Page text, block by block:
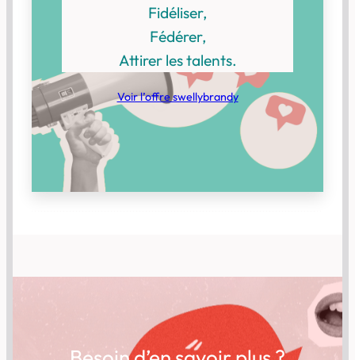
Fidéliser,
Fédérer,
Attirer les talents.
Voir l’offre swellybrandy